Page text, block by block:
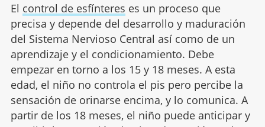
El control de esfínteres es un proceso que
precisa y depende del desarrollo y maduración
del Sistema Nervioso Central así como de un
aprendizaje y el condicionamiento. Debe
empezar en torno a los 15 y 18 meses. A esta
edad, el niño no controla el pis pero percibe la
sensación de orinarse encima, y lo comunica. A
partir de los 18 meses, el niño puede anticipar y